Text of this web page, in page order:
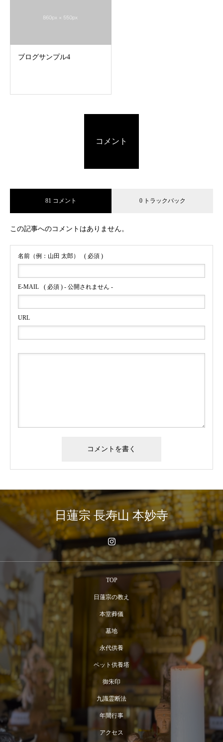
ブログサンプル4
コメント
81 コメント 0 トラックバック
この記事へのコメントはありません。
名前（例：山田 太郎） ( 必須 )
E-MAIL ( 必須 ) - 公開されません -
URL
日蓮宗 長寿山 本妙寺
TOP
日蓮宗の教え
本堂葬儀
墓地
永代供養
ペット供養塔
御朱印
九識霊断法
年間行事
アクセス